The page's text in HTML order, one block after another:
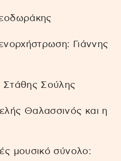
Γιάννης
Στάθης Σούλης
Θαλασσινός και η
μουσικό σύνολο: